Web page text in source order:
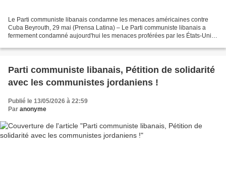
Le Parti communiste libanais condamne les menaces américaines contre
Cuba Beyrouth, 29 mai (Prensa Latina) – Le Parti communiste libanais a
fermement condamné aujourd'hui les menaces proférées par les États-Unis
Parti communiste libanais, Pétition de solidarité
avec les communistes jordaniens !
Publié le 13/05/2026 à 22:59
Par anonyme